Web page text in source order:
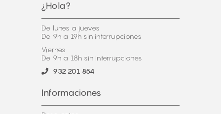
¿Hola?
De lunes a jueves
De 9h a 19h sin interrupciones
Viernes
De 9h a 18h sin interrupciones
932 201 854
Informaciones